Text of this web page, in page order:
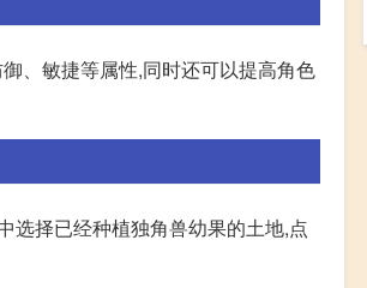
、敏捷等属性,同时还可以提高角色
选择已经种植独角兽幼果的土地,点